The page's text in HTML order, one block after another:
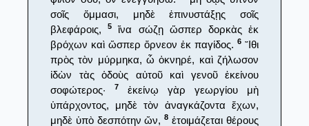
σοῖς ὄμμασι, μηδὲ ἐπινυστάξῃς σοῖς
βλεφάροις,5
ἵνα σώζῃ ὥσπερ δορκὰς ἐκ
βρόχων καὶ ὥσπερ ὄρνεον ἐκ παγίδος. 6 ῎Ιθι
πρὸς τὸν μύρμηκα, ὦ ὀκνηρέ, καὶ ζήλωσον
ἰδὼν τὰς ὁδοὺς αὐτοῦ καὶ γενοῦ ἐκείνου
σοφώτερος·
7
ἐκείνῳ γὰρ γεωργίου μὴ
ὑπάρχοντος, μηδὲ τὸν ἀναγκάζοντα ἔχων,
μηδὲ ὑπὸ δεσπότην ὤν,8 ἑτοιμάζεται θέρους